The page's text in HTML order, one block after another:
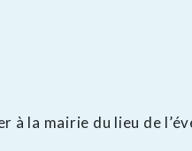
à la mairie du lieu de